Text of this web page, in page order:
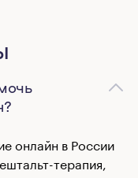
онлайн в России
терапия,